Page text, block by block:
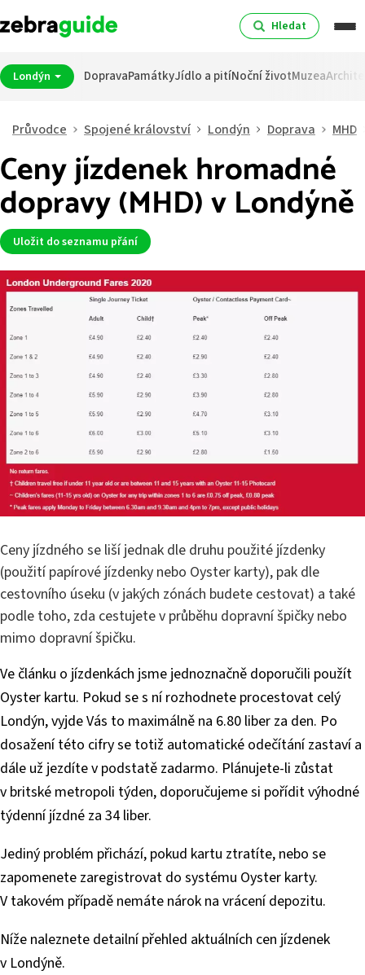
Hledat
Londýn DopravaPamátkyJídlo a pitíNoční životMuzea
Průvodce Spojené království Londýn Doprava MHD
Ceny jízdenek hromadné
dopravy (MHD) v Londýně
Uložit do seznamu přání
Ceny jízdného se liší jednak dle druhu použité jízdenky
(použití papírové jízdenky nebo Oyster karty), pak dle
cestovního úseku (v jakých zónách budete cestovat) a také
podle toho, zda cestujete v průběhu dopravní špičky nebo
mimo dopravní špičku.
Ve článku o jízdenkách jsme jednoznačně doporučili použít
Oyster kartu. Pokud se s ní rozhodnete procestovat celý
Londýn, vyjde Vás to maximálně na 6.80 liber za den. Po
dosažení této cifry se totiž automatické odečítání zastaví a
dále už jezdíte v podstatě zadarmo. Plánujete-li zůstat
v britské metropoli týden, doporučujeme si pořídit výhodné
týdenní jízdné za 34 liber.
Jediný problém přichází, pokud kartu ztratíte, nebo se
zapomenete zaregistrovat do systému Oyster karty.
V takovém případě nemáte nárok na vrácení depozitu.
Níže naleznete detailní přehled aktuálních cen jízdenek
v Londýně.